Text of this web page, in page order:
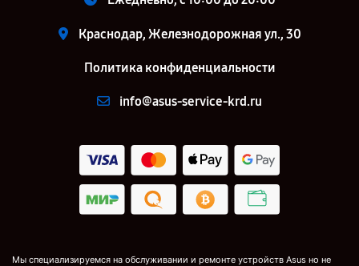
Краснодар, Железнодорожная ул., 30
Политика конфиденциальности
info@asus-service-krd.ru
Мы специализируемся на обслуживании и ремонте устройств Asus но не